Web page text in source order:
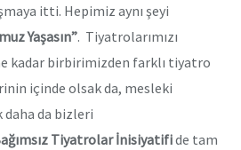
itti. Hepimiz aynı şeyi
Yaşasın”. Tiyatrolarımızı
kadar birbirimizden farklı tiyatro
içinde olsak da, mesleki
daha da bizleri
Tiyatrolar İnisiyatifide tam